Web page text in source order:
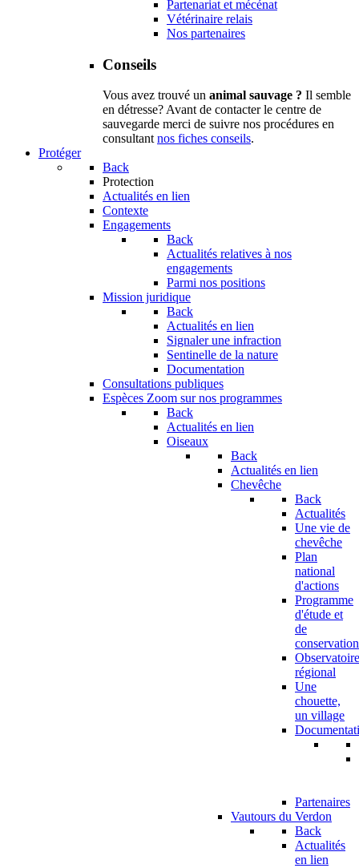
Partenariat et mécénat
Vétérinaire relais
Nos partenaires
Conseils
Vous avez trouvé un animal sauvage ? Il semble
en détresse? Avant de contacter le centre de
sauvegarde merci de suivre nos procédures en
consultantnos fiches conseils.
Protéger
Back
Protection
Actualités en lien
Contexte
Engagements
Back
Actualités relatives à nos
engagements
Parmi nos positions
Mission juridique
Back
Actualités en lien
Signaler une infraction
Sentinelle de la nature
Documentation
Consultations publiques
Espèces Zoom sur nos programmes
Back
Actualités en lien
Oiseaux
Back
Actualités en lien
Chevêche
Back
Actualités
Une vie de
chevêche
Plan
national
d'actions
Programme
d'étude et
de
conservation
Observatoire
régional
Une
chouette,
un village
Partenaires
Vautours du Verdon
Back
Actualités
en lien